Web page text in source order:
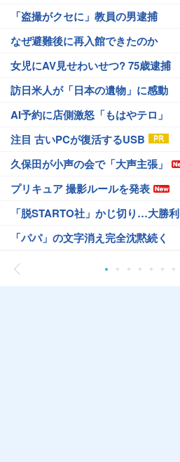
「盗撮がクセに」教員の男逮捕
なぜ避難後に再入館できたのか
女児にAV見せわいせつ? 75歳逮捕
訪日米人が「日本の遺物」に感動
AI予約に店側激怒「もはやテロ」
注目 古いPCが復活するUSB
久保田が小声の会で「大声主張」
プリキュア 撮影ルールを発表
「脱STARTO社」かじ切り…大勝利
「パパ」の文字消え完全沈黙続く